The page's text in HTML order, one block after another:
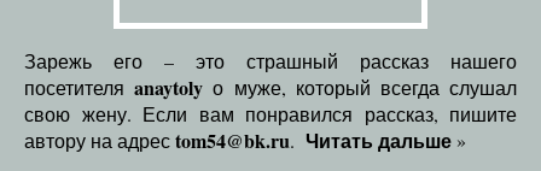
Зарежь его – это страшный рассказ нашего
посетителяanaytoly о муже, который всегда слушал
свою жену. Если вам понравился рассказ, пишите
автору на адресtom54@bk.ru. Читать дальше »